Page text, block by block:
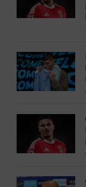
Calciomercato
Agosto 6, 2026